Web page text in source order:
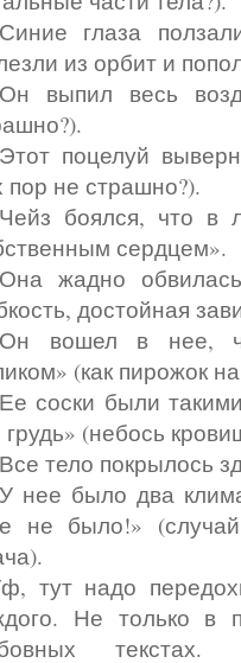
ее тела» (видимо,
из орбит и
(вам еще не
(что, до
пор не страшно?).
подавиться
сердцем».
вошедшей в нее»
достойная
заполнив ее
(как пирожок
до боли пронзали
грудь» (небось
«Все тело
с ней никогда
не было!»
у
Не только в